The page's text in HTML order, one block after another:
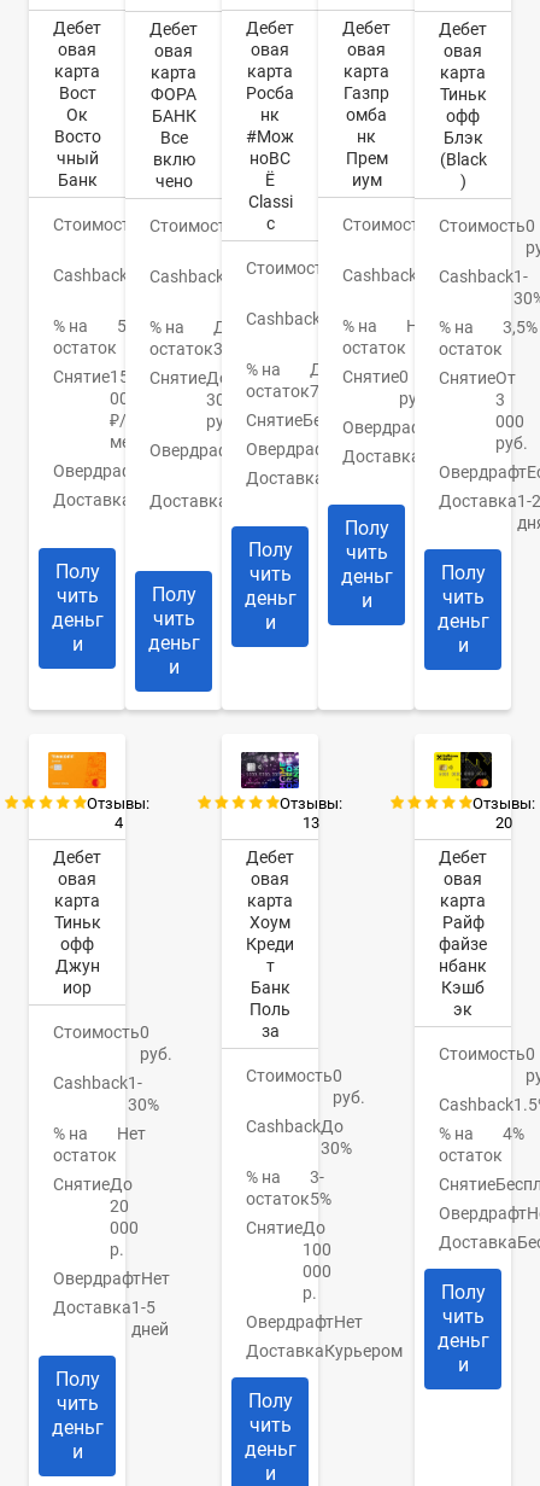
Дебет
овая
карта
Вост
Ок
Восто
чный
Банк
Стоимость
Cashback
До
% на
остаток
5.5%
Снятие150
000
₽/
мес
Овердрафт
Доставка
Полу
чить
деньг
и
Дебет
овая
карта
ФОРА
БАНК
Все
вклю
чено
Стоимость
руб.
Cashback
1,1-
% на
остаток
До
3,5%
СнятиеДо
30000
руб.
Овердрафт
500000
руб.
Доставка
14
дней
Полу
чить
деньг
и
Дебет
овая
карта
Росба
нк
#Мож
ноВС
Ё
Classi
c
Стоимость
Cashback
До
10%
% на
остаток
До
7%
СнятиеБесплатно
Овердрафт
Нет
Доставка
дом
Полу
чить
деньг
и
Дебет
овая
карта
Газпр
омба
нк
Прем
иум
Стоимость
Cashback
До
% на
остаток
Нет
Снятие0
руб.
Овердрафт
Доставка
дней
Полу
чить
деньг
и
Дебет
овая
карта
Тиньк
офф
Блэк
(Black
)
Стоимость0
Cashback1-
% на
остаток
3,5%
СнятиеОт
3
000
руб.
Овердрафт
Доставка1-2
Полу
чить
деньг
и
Отзывы:
4
Дебет
овая
карта
Тиньк
офф
Джун
иор
Стоимость0
руб.
Cashback1-
30%
% на
остаток
Нет
СнятиеДо
20
000
р.
ОвердрафтНет
Доставка1-5
дней
Полу
чить
деньг
и
Отзывы:
13
Дебет
овая
карта
Хоум
Креди
т
Банк
Поль
за
Стоимость0
руб.
CashbackДо
30%
% на
остаток
3-
5%
СнятиеДо
100
000
р.
ОвердрафтНет
ДоставкаКурьером
Полу
чить
деньг
и
Отзывы:
20
Дебет
овая
карта
Райф
файзе
нбанк
Кэшб
эк
Стоимость0
Cashback
% на
остаток
4%
Снятие
Овердрафт
Доставка
Полу
чить
деньг
и